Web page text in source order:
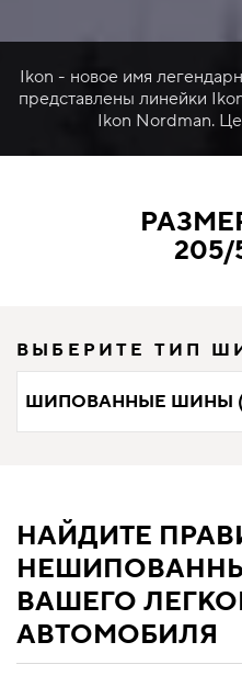
Ikon - новое имя
представлены линейки
Ikon Nordman.
205/
ВЫБЕРИТЕ ТИП
ШИПОВАННЫЕ ШИНЫ
НАЙДИТЕ
ВАШЕГО
АВТОМОБИЛЯ